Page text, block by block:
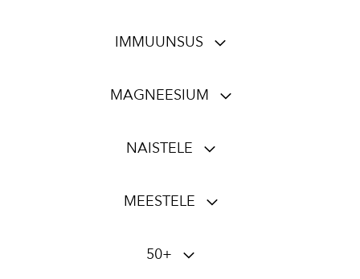
IMMUUNSUS
MAGNEESIUM
NAISTELE
MEESTELE
50+